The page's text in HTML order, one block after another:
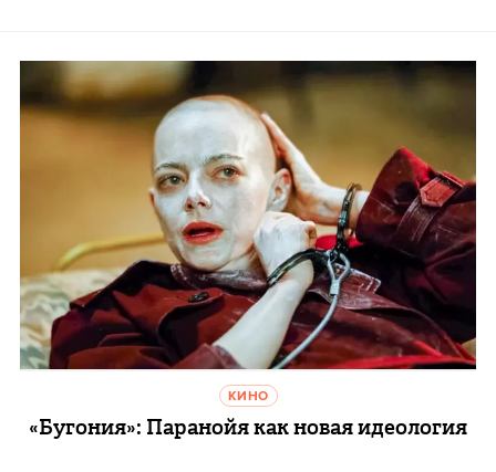
КИНО
«Бугония»: Паранойя как новая идеология